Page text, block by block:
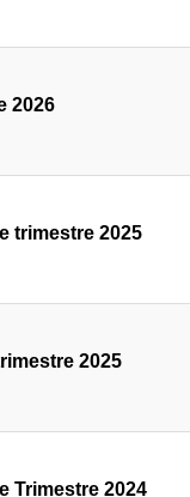
2026
trimestre 2025
2025
Trimestre 2024